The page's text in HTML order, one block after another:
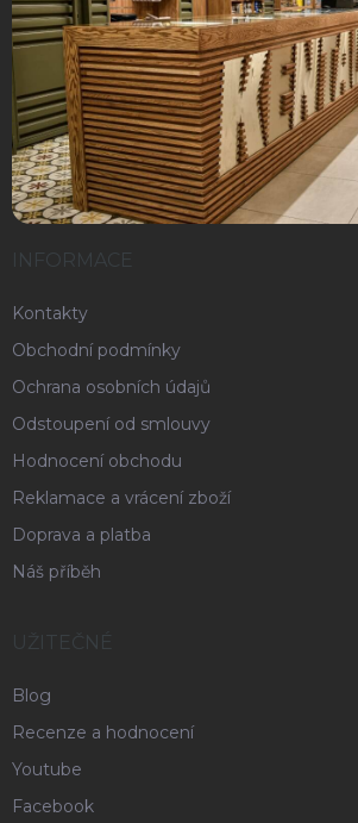
INFORMACE
Kontakty
Obchodní podmínky
Ochrana osobních údajů
Odstoupení od smlouvy
Hodnocení obchodu
Reklamace a vrácení zboží
Doprava a platba
Náš příběh
UŽITEČNÉ
Blog
Recenze a hodnocení
Youtube
Facebook